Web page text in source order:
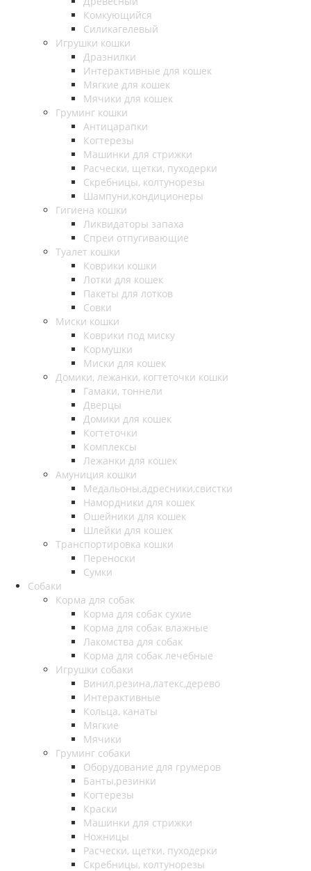
Комкующийся
Силикагелевый
Игрушки кошки
Дразнилки
Интерактивные для кошек
Мягкие для кошек
Мячики для кошек
Груминг кошки
Антицарапки
Когтерезы
Машинки для стрижки
Расчески, щетки, пуходерки
Скребницы, колтунорезы
Шампуни,кондиционеры
Гигиена кошки
Ликвидаторы запаха
Спреи отпугивающие
Туалет кошки
Коврики кошки
Лотки для кошек
Пакеты для лотков
Совки
Миски кошки
Коврики под миску
Кормушки
Миски для кошек
Домики, лежанки, когтеточки кошки
Гамаки, тоннели
Дверцы
Домики для кошек
Когтеточки
Комплексы
Лежанки для кошек
Амуниция кошки
Медальоны,адресники,свистки
Намордники для кошек
Ошейники для кошек
Шлейки для кошек
Транспортировка кошки
Переноски
Сумки
Собаки
Корма для собак
Корма для собак сухие
Корма для собак влажные
Лакомства для собак
Корма для собак лечебные
Игрушки собаки
Винил,резина,латекс,дерево
Интерактивные
Кольца, канаты
Мягкие
Мячики
Груминг собаки
Оборудование для грумеров
Банты,резинки
Когтерезы
Краски
Машинки для стрижки
Ножницы
Расчески, щетки, пуходерки
Скребницы, колтунорезы